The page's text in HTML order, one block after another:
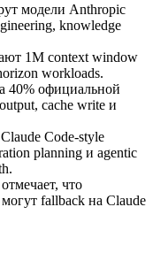
модели Anthropic
knowledge
1M context window
workloads.
40% официальной
cache write и
Code-style
planning и agentic
что
fallback на Claude